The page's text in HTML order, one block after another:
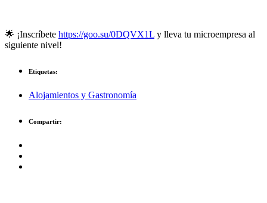
🌟 ¡Inscríbete https://goo.su/0DQVX1L y lleva tu microempresa al
siguiente nivel!
Etiquetas:
Alojamientos y Gastronomía
Compartir: